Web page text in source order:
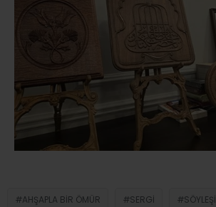
AHŞAPLA BIR ÖMÜR SERGI SÖYLEŞI